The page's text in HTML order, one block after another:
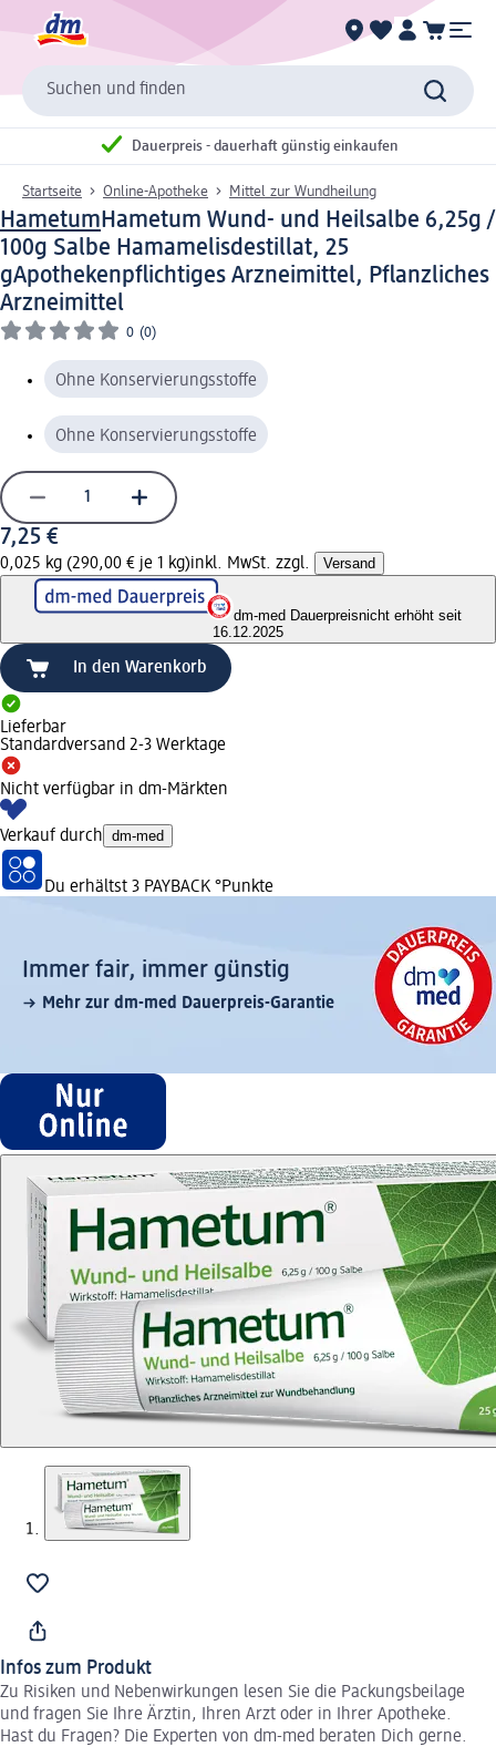
Suchen und finden
Dauerpreis - dauerhaft günstig einkaufen
Startseite Online-Apotheke Mittel zur Wundheilung
Hametum Hametum Wund- und Heilsalbe 6,25g /
100g Salbe Hamamelisdestillat, 25
gApothekenpflichtiges Arzneimittel, Pflanzliches
Arzneimittel
0 (0)
Ohne Konservierungsstoffe
Ohne Konservierungsstoffe
7,25 €
0,025 kg (290,00 € je 1 kg)inkl. MwSt. zzgl. Versand
dm-med Dauerpreisnicht erhöht seit
16.12.2025
In den Warenkorb
Lieferbar
Standardversand 2-3 Werktage
Nicht verfügbar in dm-Märkten
Verkauf durch dm-med
Du erhältst 3 PAYBACK °Punkte
Immer fair,­ immer günstig
Mehr zur dm-med Dauerpreis-Garantie
Infos zum Produkt
Zu Risiken und Nebenwirkungen lesen Sie die Packungsbeilage
und fragen Sie Ihre Ärztin, Ihren Arzt oder in Ihrer Apotheke.
Hast du Fragen? Die Experten von dm-med beraten Dich gerne.